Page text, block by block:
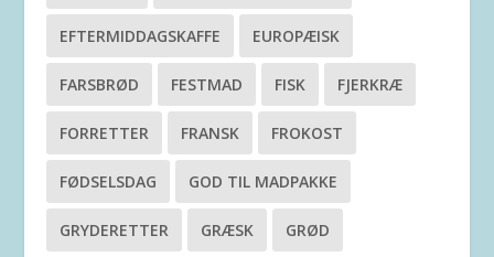
EFTERMIDDAGSKAFFE EUROPÆISK
FARSBRØD FESTMAD FISK FJERKRÆ
FORRETTER FRANSK FROKOST
FØDSELSDAG GOD TIL MADPAKKE
GRYDERETTER GRÆSK GRØD